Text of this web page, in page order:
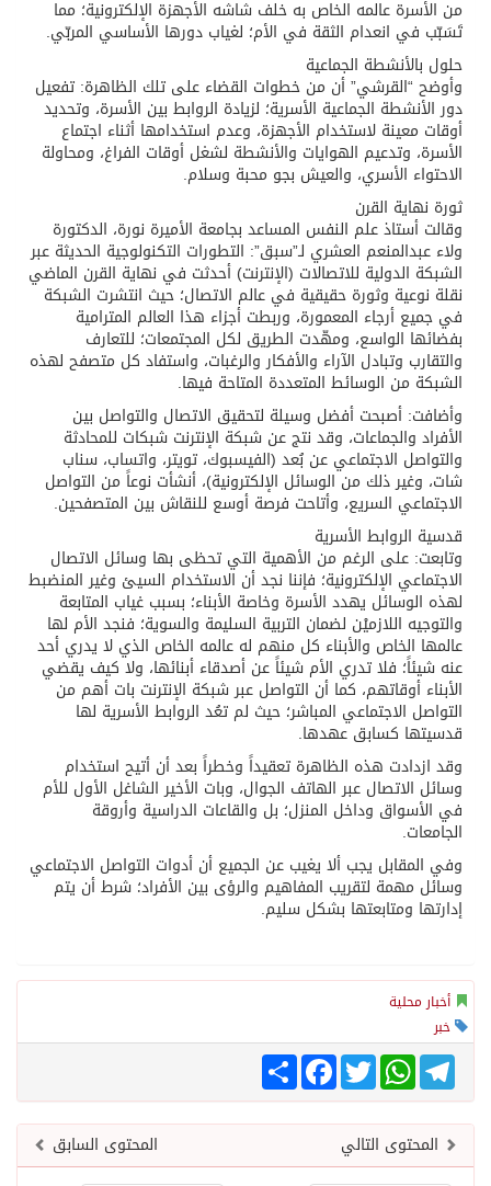
من الأسرة عالمه الخاص به خلف شاشه الأجهزة الإلكترونية؛ مما
تَسَبّب في انعدام الثقة في الأم؛ لغياب دورها الأساسي المربّي.
حلول بالأنشطة الجماعية
وأوضح “القرشي” أن من خطوات القضاء على تلك الظاهرة: تفعيل
دور الأنشطة الجماعية الأسرية؛ لزيادة الروابط بين الأسرة، وتحديد
أوقات معينة لاستخدام الأجهزة، وعدم استخدامها أثناء اجتماع
الأسرة، وتدعيم الهوايات والأنشطة لشغل أوقات الفراغ، ومحاولة
الاحتواء الأسري، والعيش بجو محبة وسلام.
ثورة نهاية القرن
وقالت أستاذ علم النفس المساعد بجامعة الأميرة نورة، الدكتورة
ولاء عبدالمنعم العشري لـ”سبق”: التطورات التكنولوجية الحديثة عبر
الشبكة الدولية للاتصالات (الإنترنت) أحدثت في نهاية القرن الماضي
نقلة نوعية وثورة حقيقية في عالم الاتصال؛ حيث انتشرت الشبكة
في جميع أرجاء المعمورة، وربطت أجزاء هذا العالم المترامية
بفضائها الواسع، ومهّدت الطريق لكل المجتمعات؛ للتعارف
والتقارب وتبادل الآراء والأفكار والرغبات، واستفاد كل متصفح لهذه
الشبكة من الوسائط المتعددة المتاحة فيها.
وأضافت: أصبحت أفضل وسيلة لتحقيق الاتصال والتواصل بين
الأفراد والجماعات، وقد نتج عن شبكة الإنترنت شبكات للمحادثة
والتواصل الاجتماعي عن بُعد (الفيسبوك، تويتر، واتساب، سناب
شات، وغير ذلك من الوسائل الإلكترونية)، أنشأت نوعاً من التواصل
الاجتماعي السريع، وأتاحت فرصة أوسع للنقاش بين المتصفحين.
قدسية الروابط الأسرية
وتابعت: على الرغم من الأهمية التي تحظى بها وسائل الاتصال
الاجتماعي الإلكترونية؛ فإننا نجد أن الاستخدام السيئ وغير المنضبط
لهذه الوسائل يهدد الأسرة وخاصة الأبناء؛ بسبب غياب المتابعة
والتوجيه اللازميْن لضمان التربية السليمة والسوية؛ فنجد الأم لها
عالمها الخاص والأبناء كل منهم له عالمه الخاص الذي لا يدري أحد
عنه شيئاً؛ فلا تدري الأم شيئاً عن أصدقاء أبنائها، ولا كيف يقضي
الأبناء أوقاتهم، كما أن التواصل عبر شبكة الإنترنت بات أهم من
التواصل الاجتماعي المباشر؛ حيث لم تعُد الروابط الأسرية لها
قدسيتها كسابق عهدها.
وقد ازدادت هذه الظاهرة تعقيداً وخطراً بعد أن أتيح استخدام
وسائل الاتصال عبر الهاتف الجوال، وبات الأخير الشاغل الأول للأم
في الأسواق وداخل المنزل؛ بل والقاعات الدراسية وأروقة
الجامعات.
وفي المقابل يجب ألا يغيب عن الجميع أن أدوات التواصل الاجتماعي
وسائل مهمة لتقريب المفاهيم والرؤى بين الأفراد؛ شرط أن يتم
إدارتها ومتابعتها بشكل سليم.
أخبار محلية
خبر
انشر
FacebookTwitter
WhatsAppTelegram
المحتوى السابق
المحتوى التالي